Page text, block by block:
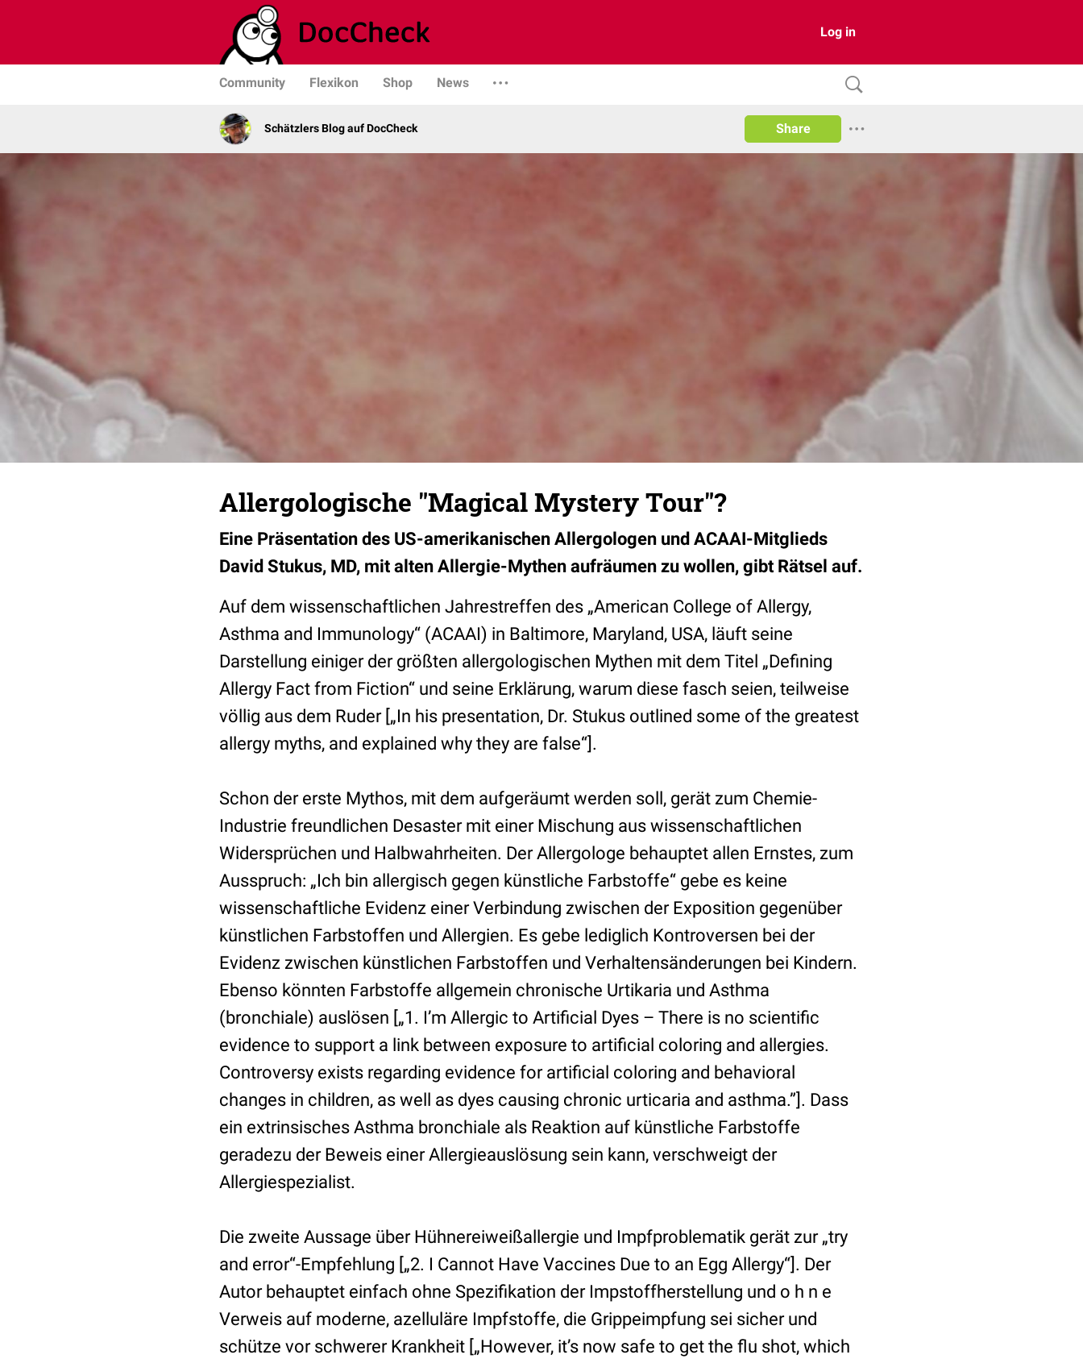
Log in
Community Flexikon Shop News
Schätzlers Blog auf DocCheck Share
Allergologische "Magical Mystery Tour"?
Eine Präsentation des US-amerikanischen Allergologen und ACAAI-Mitglieds
David Stukus, MD, mit alten Allergie-Mythen aufräumen zu wollen, gibt Rätsel auf.
Auf dem wissenschaftlichen Jahrestreffen des „American College of Allergy,
Asthma and Immunology“ (ACAAI) in Baltimore, Maryland, USA, läuft seine
Darstellung einiger der größten allergologischen Mythen mit dem Titel „Defining
Allergy Fact from Fiction“ und seine Erklärung, warum diese fasch seien, teilweise
völlig aus dem Ruder [„In his presentation, Dr. Stukus outlined some of the greatest
allergy myths, and explained why they are false“].
Schon der erste Mythos, mit dem aufgeräumt werden soll, gerät zum Chemie-
Industrie freundlichen Desaster mit einer Mischung aus wissenschaftlichen
Widersprüchen und Halbwahrheiten. Der Allergologe behauptet allen Ernstes, zum
Ausspruch: „Ich bin allergisch gegen künstliche Farbstoffe“ gebe es keine
wissenschaftliche Evidenz einer Verbindung zwischen der Exposition gegenüber
künstlichen Farbstoffen und Allergien. Es gebe lediglich Kontroversen bei der
Evidenz zwischen künstlichen Farbstoffen und Verhaltensänderungen bei Kindern.
Ebenso könnten Farbstoffe allgemein chronische Urtikaria und Asthma
(bronchiale) auslösen [„1. I’m Allergic to Artificial Dyes – There is no scientific
evidence to support a link between exposure to artificial coloring and allergies.
Controversy exists regarding evidence for artificial coloring and behavioral
changes in children, as well as dyes causing chronic urticaria and asthma.”]. Dass
ein extrinsisches Asthma bronchiale als Reaktion auf künstliche Farbstoffe
geradezu der Beweis einer Allergieauslösung sein kann, verschweigt der
Allergiespezialist.
Die zweite Aussage über Hühnereiweißallergie und Impfproblematik gerät zur „try
and error“-Empfehlung [„2. I Cannot Have Vaccines Due to an Egg Allergy“]. Der
Autor behauptet einfach ohne Spezifikation der Impstoffherstellung und o h n e
Verweis auf moderne, azelluläre Impfstoffe, die Grippeimpfung sei sicher und
schütze vor schwerer Krankheit [„However, it’s now safe to get the flu shot, which